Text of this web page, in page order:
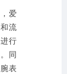
爱
流
行
同
表